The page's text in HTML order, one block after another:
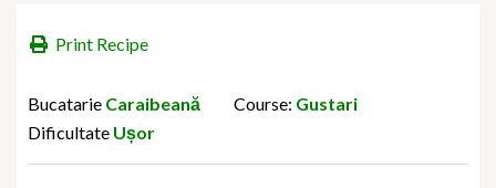
Print Recipe
Bucatarie Caraibeană Course: Gustari
Dificultate Ușor